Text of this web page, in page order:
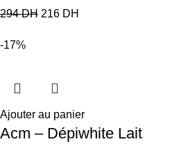
294DH 216 DH
-17%
Ajouter au panier
Acm – Dépiwhite Lait